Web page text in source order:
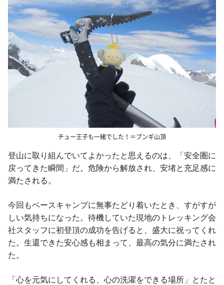
チュー王子も一緒でした！＝プンギ山頂
登山に取り組んでいてよかったと思えるのは、「安全圏に
戻ってきた瞬間」だ。危険から解放され、安堵と充足感に
満たされる。
今回もベースキャンプに無事たどり着いたとき、すがすが
しい気持ちになった。待機していた現地のトレッキング会
社スタッフに初登頂の成功を告げると、盛大に祝ってくれ
た。生還できた安心感も相まって、最高の気分に満たされ
た。
「心を元気にしてくれる、心の洗濯をできる場所」とたと